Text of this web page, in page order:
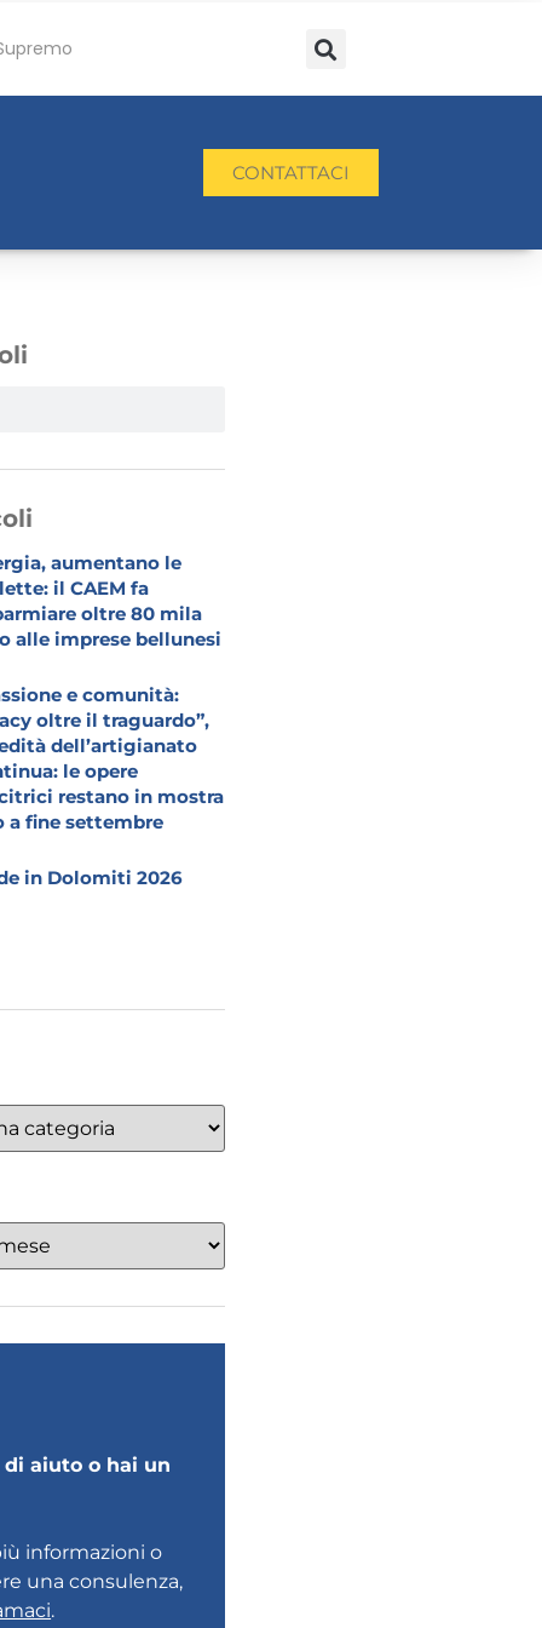
CONTATTACI
aumentano le
il CAEM fa
oltre 80 mila
alle imprese bellunesi
e comunità:
oltre il traguardo”,
dell’artigianato
le opere
restano in mostra
a fine settembre
in Dolomiti 2026
aiuto o hai un
informazioni o
una consulenza,
.